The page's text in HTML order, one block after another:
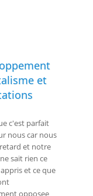
et
c'est parfait
nous car nous
et notre
sait rien ce
et ce que
opposee